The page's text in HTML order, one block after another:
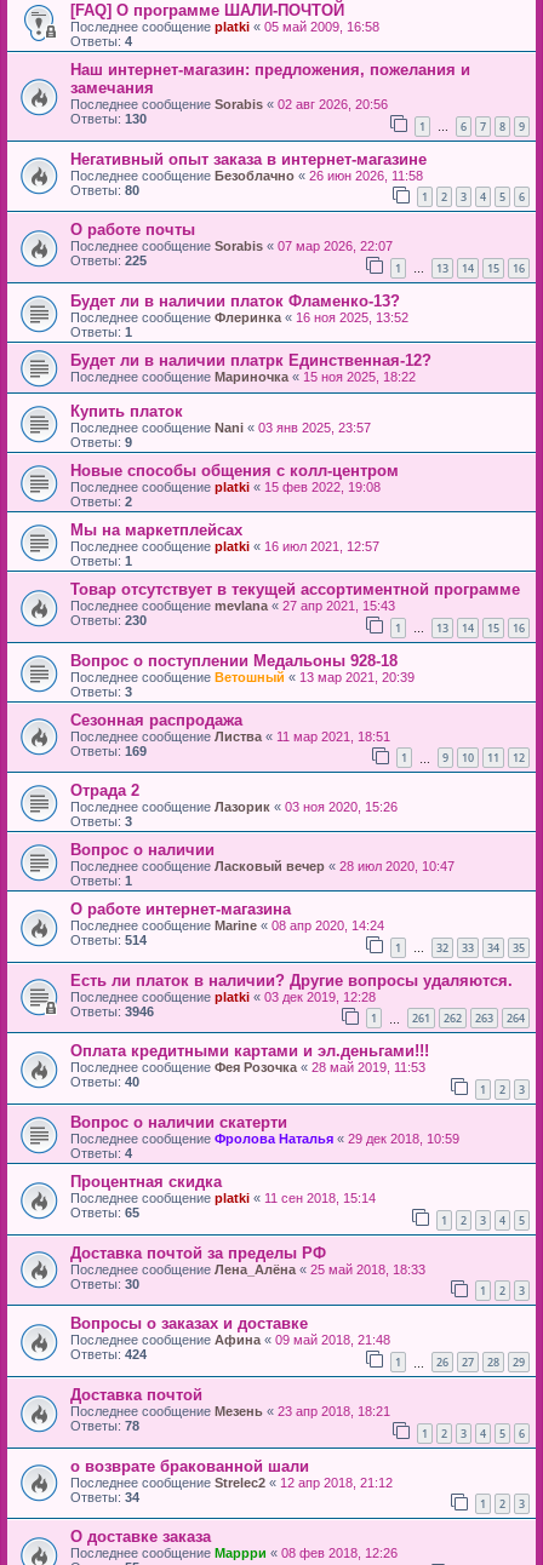
[FAQ] О программе ШАЛИ-ПОЧТОЙ
Последнее сообщение platki « 05 май 2009, 16:58
Ответы: 4
Наш интернет-магазин: предложения, пожелания и
замечания
Последнее сообщение Sorabis « 02 авг 2026, 20:56
Ответы: 130 1 … 6 7 8 9
Негативный опыт заказа в интернет-магазине
Последнее сообщение Безоблачно « 26 июн 2026, 11:58
Ответы: 80 1 2 3 4 5 6
О работе почты
Последнее сообщение Sorabis « 07 мар 2026, 22:07
Ответы: 225 1 … 13 14 15 16
Будет ли в наличии платок Фламенко-13?
Последнее сообщение Флеринка « 16 ноя 2025, 13:52
Ответы: 1
Будет ли в наличии платрк Единственная-12?
Последнее сообщение Мариночка « 15 ноя 2025, 18:22
Купить платок
Последнее сообщение Nani « 03 янв 2025, 23:57
Ответы: 9
Новые способы общения с колл-центром
Последнее сообщение platki « 15 фев 2022, 19:08
Ответы: 2
Мы на маркетплейсах
Последнее сообщение platki « 16 июл 2021, 12:57
Ответы: 1
Товар отсутствует в текущей ассортиментной программе
Последнее сообщение mevlana « 27 апр 2021, 15:43
Ответы: 230 1 … 13 14 15 16
Вопрос о поступлении Медальоны 928-18
Последнее сообщение Ветошный « 13 мар 2021, 20:39
Ответы: 3
Сезонная распродажа
Последнее сообщение Листва « 11 мар 2021, 18:51
Ответы: 169 1 9 10 11 12
Отрада 2
Последнее сообщение Лазорик « 03 ноя 2020, 15:26
Ответы: 3
Вопрос о наличии
Последнее сообщение Ласковый вечер « 28 июл 2020, 10:47
Ответы: 1
О работе интернет-магазина
Последнее сообщение Marine « 08 апр 2020, 14:24
Ответы: 514 1 … 32 33 34 35
Есть ли платок в наличии? Другие вопросы удаляются.
Последнее сообщение platki « 03 дек 2019, 12:28
Ответы: 3946 1 261 262 263 264
Оплата кредитными картами и эл.деньгами!!!
Последнее сообщение Фея Розочка« 28 май 2019, 11:53
Ответы: 40 1 2 3
Вопрос о наличии скатерти
Последнее сообщение Фролова Наталья « 29 дек 2018, 10:59
Ответы: 4
Процентная скидка
Последнее сообщение platki « 11 сен 2018, 15:14
Ответы: 65 1 2 3 4 5
Доставка почтой за пределы РФ
Последнее сообщение Лена_Алёна « 25 май 2018, 18:33
Ответы: 30 1 2 3
Вопросы о заказах и доставке
Последнее сообщение Афина« 09 май 2018, 21:48
Ответы: 424 1 26 27 28 29
Доставка почтой
Последнее сообщение Мезень « 23 апр 2018, 18:21
Ответы: 78 1 2 3 4 5 6
о возврате бракованной шали
Последнее сообщение Strelec2 « 12 апр 2018, 21:12
Ответы: 34 1 2 3
О доставке заказа
Последнее сообщение Маррри « 08 фев 2018, 12:26